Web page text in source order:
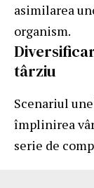
asimilarea
organism.
târziu
Scenariul
împlinirea
serie de